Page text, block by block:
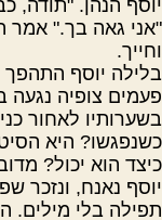
יוסף הנהן. "תודה,
"אני גאה בך." אמר
וחייך.
בלילה יוסף התהפך
פעמים צופיה נגעה
בשערותיו לאחור
כשנפגשו? היא
כיצד הוא יכול?
יוסף נאנח, ונזכר
תפילה בלי מילים.